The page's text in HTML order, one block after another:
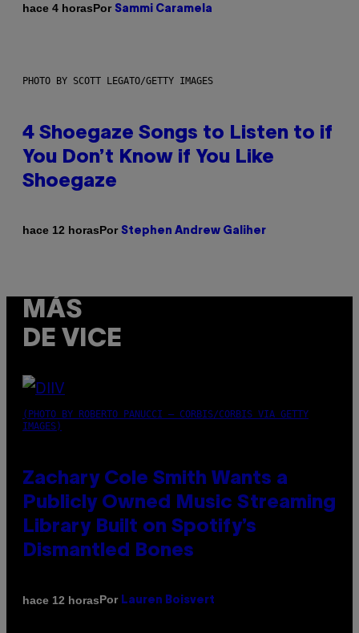
hace 4 horasPor Sammi Caramela
PHOTO BY SCOTT LEGATO/GETTY IMAGES
4 Shoegaze Songs to Listen to if
You Don’t Know if You Like
Shoegaze
hace 12 horasPor Stephen Andrew Galiher
MÁS
DE VICE
(PHOTO BY ROBERTO PANUCCI – CORBIS/CORBIS VIA GETTY
IMAGES)
Zachary Cole Smith Wants a
Publicly Owned Music Streaming
Library Built on Spotify’s
Dismantled Bones
hace 12 horasPor Lauren Boisvert